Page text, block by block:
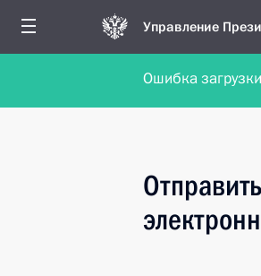
Управление
Обратиться в
Ошибка